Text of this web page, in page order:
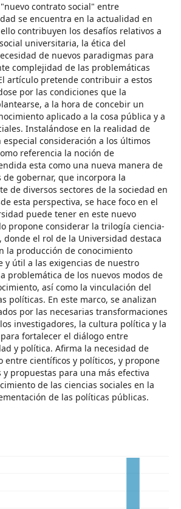
contrato social" entre
se encuentra en la actualidad en
contribuyen los desafíos relativos a
universitaria, la ética del
de nuevos paradigmas para
complejidad de las problemáticas
artículo pretende contribuir a estos
por las condiciones que la
a la hora de concebir un
aplicado a la cosa pública y a
Instalándose en la realidad de
especial consideración a los últimos
referencia la noción de
esta como una nueva manera de
de gobernar, que incorpora la
de diversos sectores de la sociedad en
esta perspectiva, se hace foco en el
puede tener en este nuevo
propone considerar la trilogía ciencia-
el rol de la Universidad destaca
la producción de conocimiento
y útil a las exigencias de nuestro
problemática de los nuevos modos de
así como la vinculación del
políticas. En este marco, se analizan
por las necesarias transformaciones
investigadores, la cultura política y la
fortalecer el diálogo entre
y política. Afirma la necesidad de
entre científicos y políticos, y propone
propuestas para una más efectiva
de las ciencias sociales en la
de las políticas públicas.